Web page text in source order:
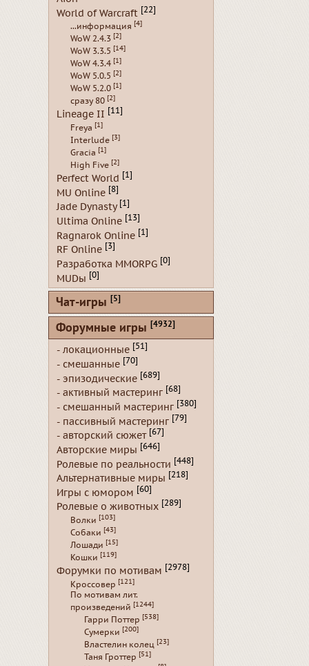
World of Warcraft [22]
...информация [4]
WoW 2.4.3 [2]
WoW 3.3.5 [14]
WoW 4.3.4 [1]
WoW 5.0.5 [2]
WoW 5.2.0 [1]
сразу 80 [2]
Lineage II [11]
Freya [1]
Interlude [3]
Gracia [1]
High Five [2]
Perfect World [1]
MU Online [8]
Jade Dynasty [1]
Ultima Online [13]
Ragnarok Online [1]
RF Online [3]
Разработка MMORPG [0]
MUDы [0]
Чат-игры [5]
Форумные игры [4932]
- локационные [51]
- смешанные [70]
- эпизодические [689]
- активный мастеринг [68]
- смешанный мастеринг [380]
- пассивный мастеринг [79]
- авторский сюжет [67]
Авторские миры [646]
Ролевые по реальности [448]
Альтернативные миры [218]
Игры с юмором [60]
Ролевые о животных [289]
Волки [103]
Собаки [43]
Лошади [15]
Кошки [119]
Форумки по мотивам [2978]
Кроссовер [121]
По мотивам лит.
произведений [1244]
Гарри Поттер [538]
Сумерки [200]
Властелин колец [23]
Таня Гроттер [51]